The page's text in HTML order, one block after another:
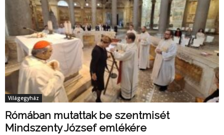
Világegyház
Rómában mutattak be szentmisét
Mindszenty József emlékére